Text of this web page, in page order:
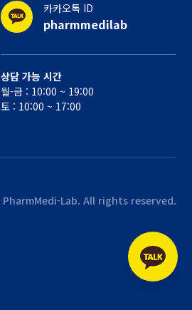
카카오톡 ID
pharmmedilab
상담 가능 시간
월-금 : 10:00 ~ 19:00
토 : 10:00 ~ 17:00
PharmMedi-Lab. All rights reserved.